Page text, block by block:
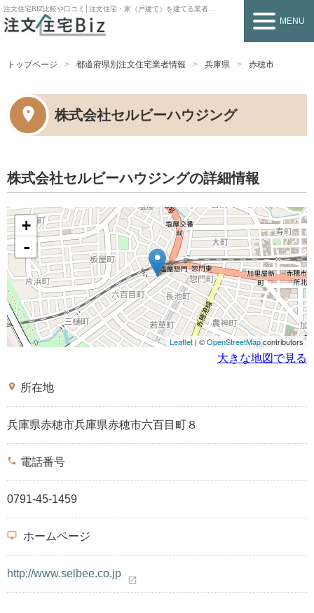
注文住宅BIZ比較や口コミ│注文住宅・家（戸建て）を建てる業者を探すなら
MENU
トップページ 都道府県別注文住宅業者情報 兵庫県 赤穂市
株式会社セルビーハウジング
株式会社セルビーハウジングの詳細情報
+
-
Leaflet| ©OpenStreetMapcontributors
大きな地図で見る
place 所在地
兵庫県赤穂市兵庫県赤穂市六百目町８
phone 電話番号
0791-45-1459
desktop_windows ホームページ
http://www.selbee.co.jp
open_in_new